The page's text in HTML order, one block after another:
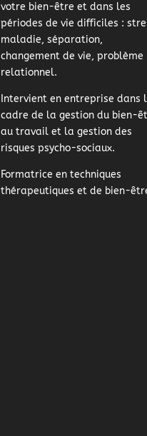
votre bien-être et dans les
périodes de vie difficiles :
maladie, séparation,
changement de vie, problème
relationnel.
Intervient en entreprise dans
cadre de la gestion du bien-
au travail et la gestion des
risques psycho-sociaux.
Formatrice en techniques
thérapeutiques et de bien-